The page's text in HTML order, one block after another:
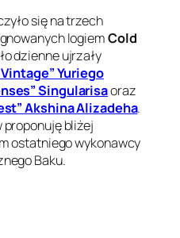
się na trzech
logiemCold
dzienne ujrzały
Yuriego
Singularisaoraz
Akshina Alizadeha.
bliżej
ostatniego wykonawcy
Baku.